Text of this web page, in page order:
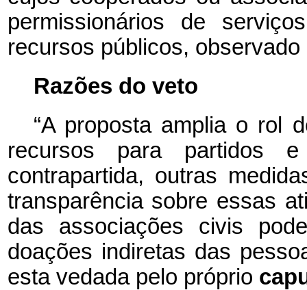
permissionários de
recursos públicos, observado
Razões do veto
“A proposta amplia o rol
recursos para partidos
contrapartida, outras
transparência sobre essas
das associações civis
doações indiretas das
esta vedada pelo próprio